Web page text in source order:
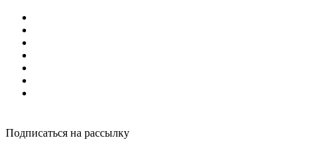
Подписаться на рассылку